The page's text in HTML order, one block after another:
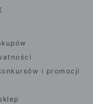
i promocji